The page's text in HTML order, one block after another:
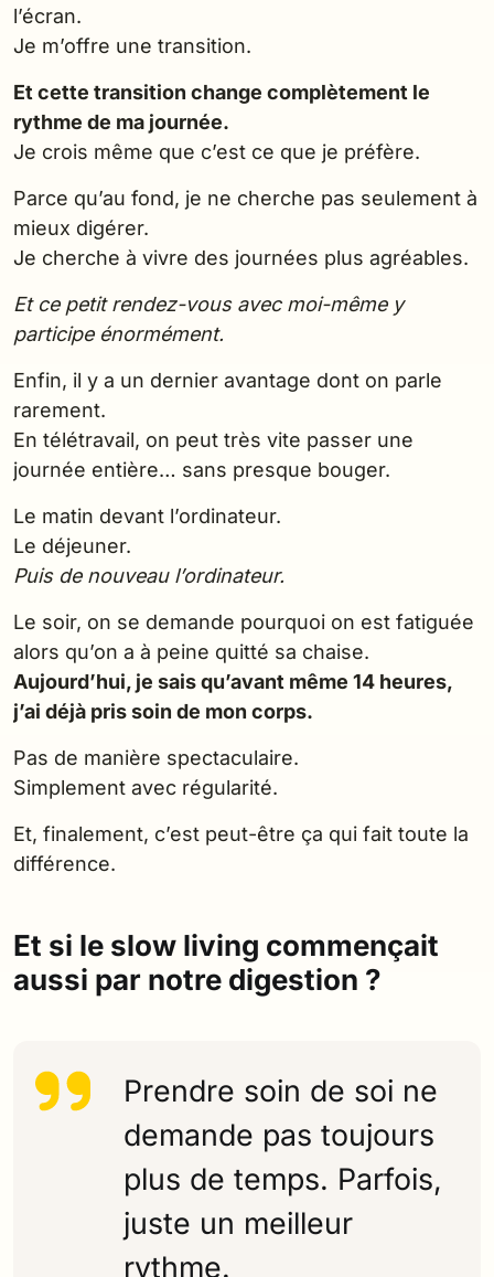
l’écran.
Je m’offre une transition.
Et cette transition change complètement le
rythme de ma journée.
Je crois même que c’est ce que je préfère.
Parce qu’au fond, je ne cherche pas seulement à
mieux digérer.
Je cherche à vivre des journées plus agréables.
Et ce petit rendez-vous avec moi-même y
participe énormément.
Enfin, il y a un dernier avantage dont on parle
rarement.
En télétravail, on peut très vite passer une
journée entière… sans presque bouger.
Le matin devant l’ordinateur.
Le déjeuner.
Puis de nouveau l’ordinateur.
Le soir, on se demande pourquoi on est fatiguée
alors qu’on a à peine quitté sa chaise.
Aujourd’hui, je sais qu’avant même 14 heures,
j’ai déjà pris soin de mon corps.
Pas de manière spectaculaire.
Simplement avec régularité.
Et, finalement, c’est peut-être ça qui fait toute la
différence.
Et si le slow living commençait
aussi par notre digestion ?
Prendre soin de soi ne
demande pas toujours
plus de temps. Parfois,
juste un meilleur
rythme.